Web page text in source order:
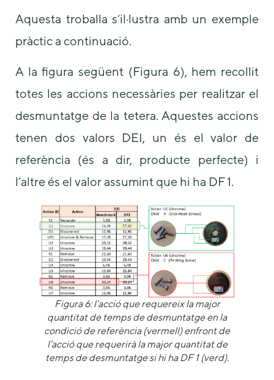
Aquesta troballa s’il·lustra amb un exemple
pràctic a continuació.
A la figura següent (Figura 6), hem recollit
totes les accions necessàries per realitzar el
desmuntatge de la tetera. Aquestes accions
tenen dos valors DEI, un és el valor de
referència (és a dir, producte perfecte) i
l’altre és el valor assumint que hi ha DF 1.
Figura 6:l’acció que requereix la major
quantitat de temps de desmuntatge en la
condició de referència (vermell) enfront de
l’acció que requerirà la major quantitat de
temps de desmuntatge si hi ha DF 1 (verd).